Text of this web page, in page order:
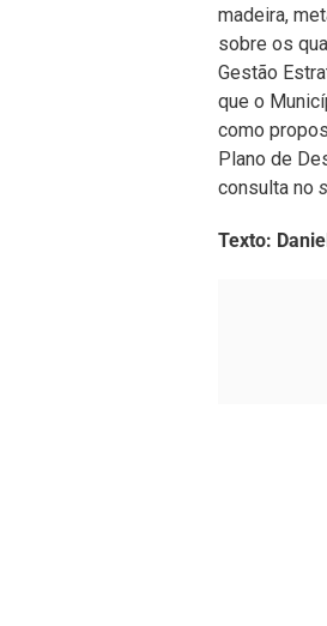
madeira,
sobre os
Gestão
que o
como
Plano de
consulta no
Texto: